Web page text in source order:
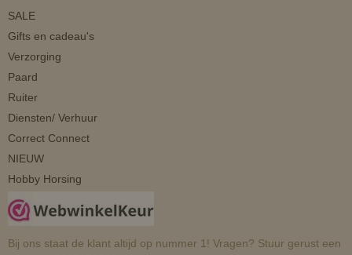
SALE
Gifts en cadeau's
Verzorging
Paard
Ruiter
Diensten/ Verhuur
Correct Connect
NIEUW
Hobby Horsing
Bij ons staat de klant altijd op nummer 1! Vragen? Stuur gerust een